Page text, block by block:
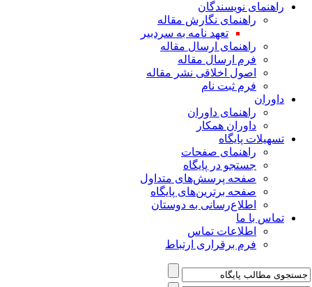
راهنمای نویسندگان
راهنمای نگارش مقاله
تعهد نامه به سردبیر
راهنمای ارسال مقاله
فرم ارسال مقاله
اصول اخلاقی نشر مقاله
فرم ثبت نام
داوران
راهنمای داوران
داوران همکار
تسهیلات پایگاه
راهنمای صفحات
جستجو در پایگاه
صفحه پرسش‌های متداول
صفحه برترین‌های پایگاه
اطلاع‌رسانی به دوستان
تماس با ما
اطلاعات تماس
فرم برقراری ارتباط